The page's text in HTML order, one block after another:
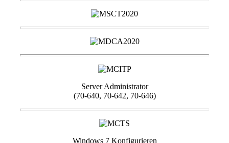
Server Administrator
(70-640, 70-642, 70-646)
Windows 7 Konfigurieren